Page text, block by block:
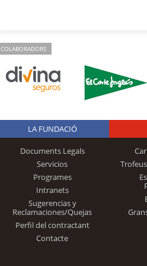
COLABORADORS
LA FUNDACIÓ
Documents Legals
Servicios
Programes
Intranets
Sugerencias y
Reclamaciones/Quejas
Perfil del contractant
Contacte